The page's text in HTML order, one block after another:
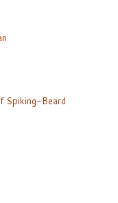
Spiking-Beard